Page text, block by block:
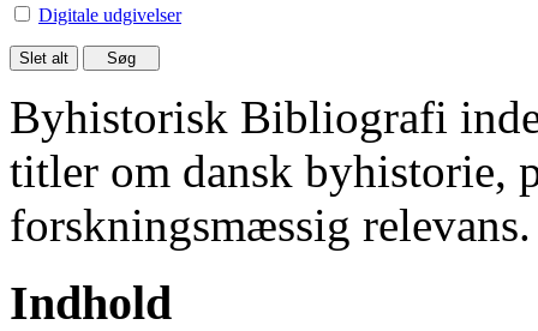
Digitale udgivelser
Byhistorisk Bibliografi
titler om dansk byhistorie,
forskningsmæssig relevans.
Indhold